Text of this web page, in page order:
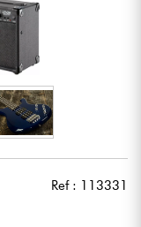
Ref : 113331